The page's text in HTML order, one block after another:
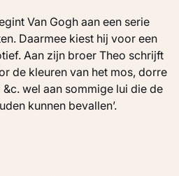
Van Gogh aan een serie
Daarmee kiest hij voor een
Aan zijn broer Theo schrijft
de kleuren van het mos, dorre
wel aan sommige lui die de
kunnen bevallen’.